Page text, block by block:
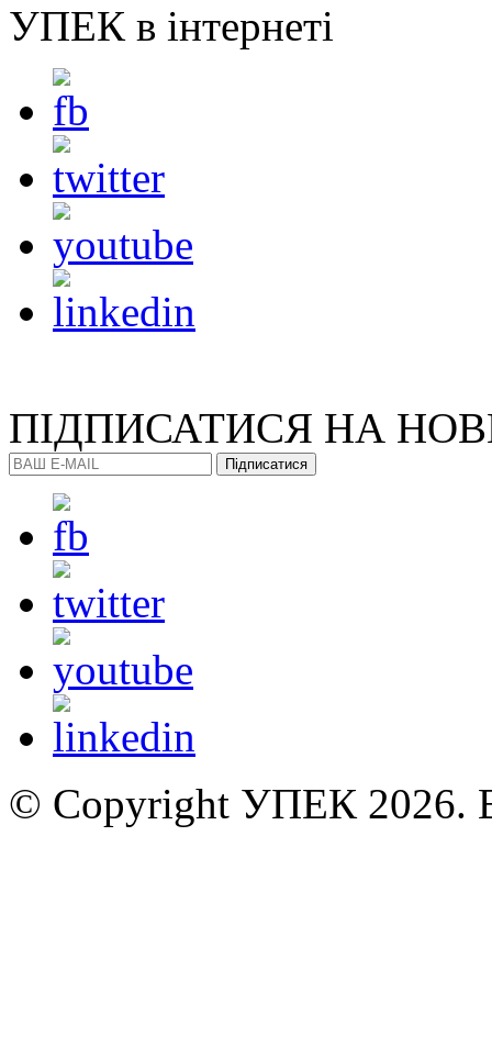
УПЕК в інтернеті
ПІДПИСАТИСЯ НА
Підписатися
© Copyright УПЕК 2026.